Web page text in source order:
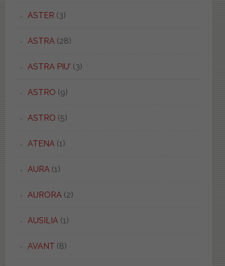
ASTER (3)
ASTRA (28)
ASTRA PIU' (3)
ASTRO (9)
ASTRO (5)
ATENA (1)
AURA (1)
AURORA (2)
AUSILIA (1)
AVANT (8)